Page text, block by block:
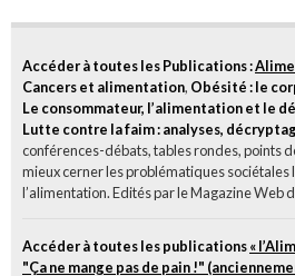
Accéder à toutes les Publications :
Cancers et alimentation, Obésité : le
Le consommateur, l’alimentation et le
Lutte contre la faim : analyses,
conférences-débats, tables rondes, points
mieux cerner les problématiques sociétales
l’alimentation. Edités par le Magazine Web
Accéder à toutes les publications«
"Ça ne mange pas de pain !"